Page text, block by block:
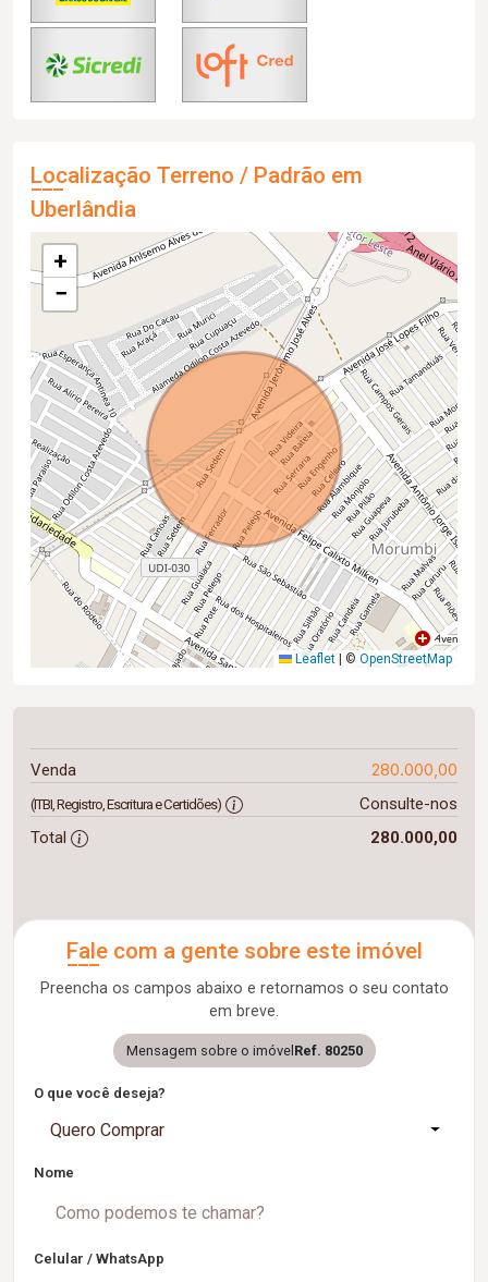
Localização Terreno / Padrão em
Uberlândia
+
−
Leaflet | © OpenStreetMap
Venda 280.000,00
(ITBI, Registro, Escritura e Certidões)
Consulte-nos
Total
280.000,00
Fale com a gente sobre este imóvel
Preencha os campos abaixo e retornamos o seu contato
em breve.
Mensagem sobre o imóvelRef. 80250
O que você deseja?
Quero Comprar
Nome
Celular / WhatsApp